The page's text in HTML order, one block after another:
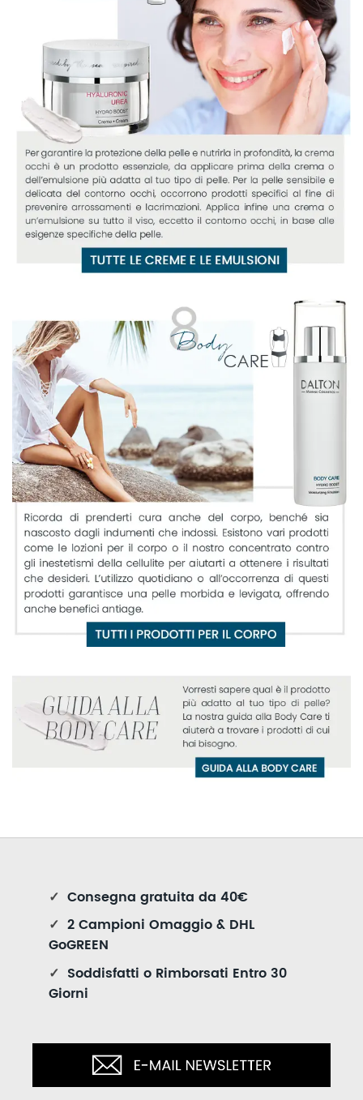
✓ Consegna gratuita da 40€
✓ 2 Campioni Omaggio & DHL
GoGREEN
✓ Soddisfatti o Rimborsati Entro 30
Giorni